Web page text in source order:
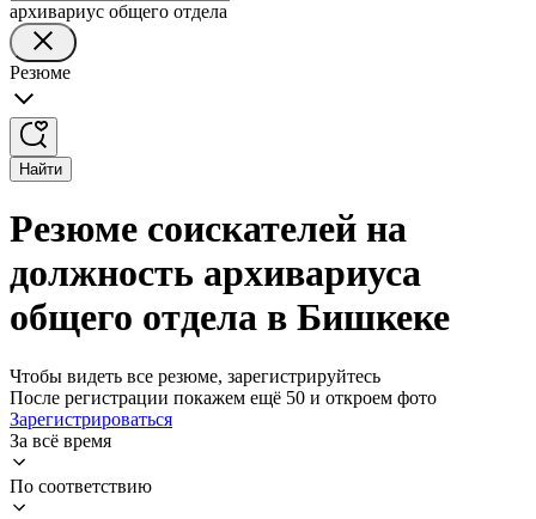
архивариус общего отдела
Резюме
Найти
Резюме соискателей на
должность архивариуса
общего отдела в Бишкеке
Чтобы видеть все резюме, зарегистрируйтесь
После регистрации покажем ещё 50 и откроем фото
Зарегистрироваться
За всё время
По соответствию